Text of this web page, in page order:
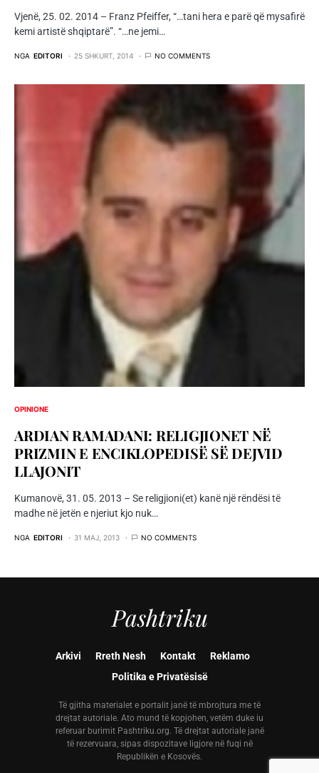
Vjenë, 25. 02. 2014 – Franz Pfeiffer, “…tani hera e parë që mysafirë
kemi artistë shqiptarë”. “…ne jemi…
NGA EDITORI 25 SHKURT, 2014 NO COMMENTS
OPINIONE
ARDIAN RAMADANI: RELIGJIONET NË
PRIZMIN E ENCIKLOPEDISË SË DEJVID
LLAJONIT
Kumanovë, 31. 05. 2013 – Se religjioni(et) kanë një rëndësi të
madhe në jetën e njeriut kjo nuk…
NGA EDITORI 31 MAJ, 2013 NO COMMENTS
Pashtriku
Arkivi Rreth Nesh Kontakt
Reklamo
Politika e Privatësisë
Të gjitha materialet e portalit janë të mbrojtura me të
drejtat autoriale. Ato mund të kopjohen, vetëm duke iu
referuar burimit Pashtriku.org. Të drejtat autoriale janë
të rezervuara, sipas dispozitave ligjore në fuqi në
Republikën e Kosovës.